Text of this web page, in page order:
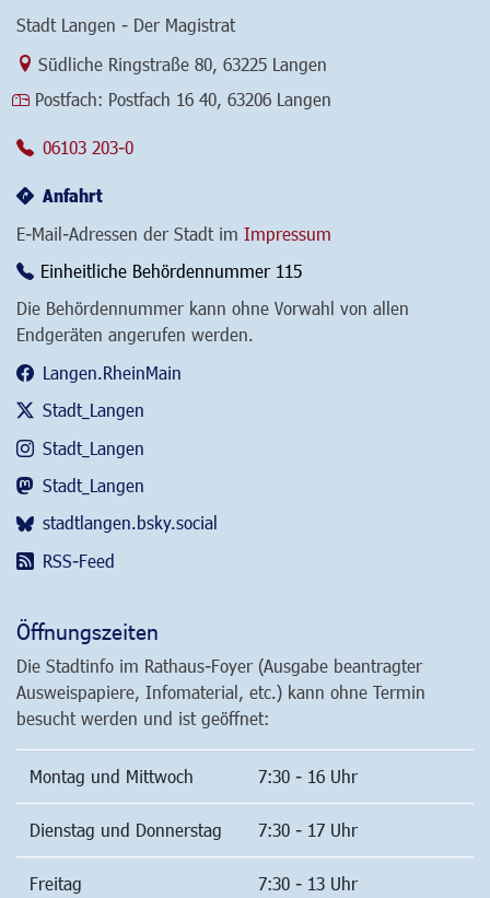
Stadt Langen - Der Magistrat
Link zur Google-Maps Navigation
Südliche Ringstraße 80, 63225 Langen
Postfach: Postfach 16 40, 63206 Langen
06103 203-0
Anfahrt
E-Mail-Adressen der Stadt im Impressum
Einheitliche Behördennummer 115
Die Behördennummer kann ohne Vorwahl von allen
Endgeräten angerufen werden.
Langen.RheinMain
Stadt_Langen
Stadt_Langen
Stadt_Langen
stadtlangen.bsky.social
RSS-Feed
Öffnungszeiten
Die Stadtinfo im Rathaus-Foyer (Ausgabe beantragter
Ausweispapiere, Infomaterial, etc.) kann ohne Termin
besucht werden und ist geöffnet:
Montag und Mittwoch 7:30 - 16 Uhr
Dienstag und Donnerstag 7:30 - 17 Uhr
Freitag 7:30 - 13 Uhr